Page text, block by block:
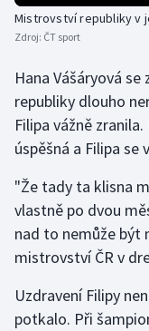
Jezdectví
Krasobruslení
Lezení
Lyže a snowboard
Moderní pětiboj
Olympijské hry
Mistrovství republiky v
Zdroj: ČT sport
Hana Vášáryová
republiky dlouho
Filipa vážně
úspěšná a Filipa
"Že tady ta klisna
vlastně po dvou
nad to nemůže být
mistrovství ČR v
Uzdravení Filipy
potkalo. Při